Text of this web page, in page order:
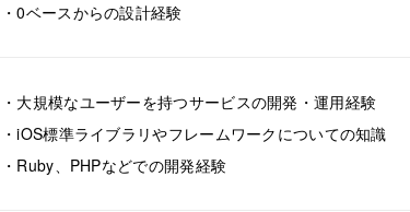
・0ベースからの設計経験
・大規模なユーザーを持つサービスの開発・運用経験
・iOS標準ライブラリやフレームワークについての知識
・Ruby、PHPなどでの開発経験